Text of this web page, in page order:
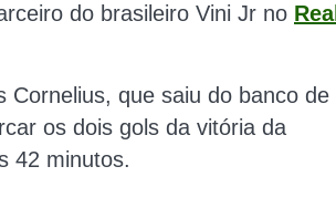
do brasileiro Vini Jr no Real
Cornelius, que saiu do banco de
os dois gols da vitória da
42 minutos.